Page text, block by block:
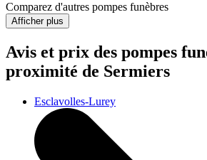
Comparez d'autres pompes funèbres
Afficher plus
Avis et prix des pompes
proximité de Sermiers
Esclavolles-Lurey